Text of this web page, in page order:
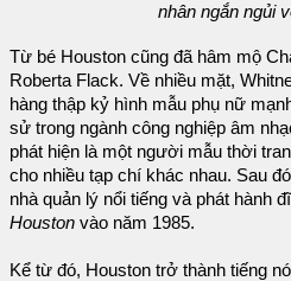
nhân ngắn ngủi
Từ bé Houston cũng đã hâm mộ
Roberta Flack. Về nhiều mặt,
hàng thập kỷ hình mẫu phụ nữ
sử trong ngành công nghiệp âm
phát hiện là một người mẫu thời
cho nhiều tạp chí khác nhau. Sau
nhà quản lý nổi tiếng và phát hành
Houston vào năm 1985.
Kể từ đó, Houston trở thành tiếng